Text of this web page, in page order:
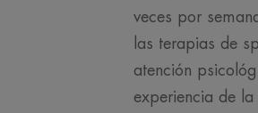
veces por
las terapias de
atención
experiencia de la